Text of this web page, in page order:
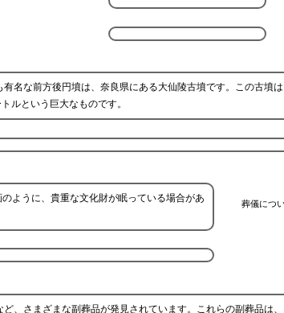
名な前方後円墳は、奈良県にある大仙陵古墳です。この古墳
ルという巨大なものです。
葬儀につ
ように、貴重な文化財が眠っている場合があ
、さまざまな副葬品が発見されています。これらの副葬品は